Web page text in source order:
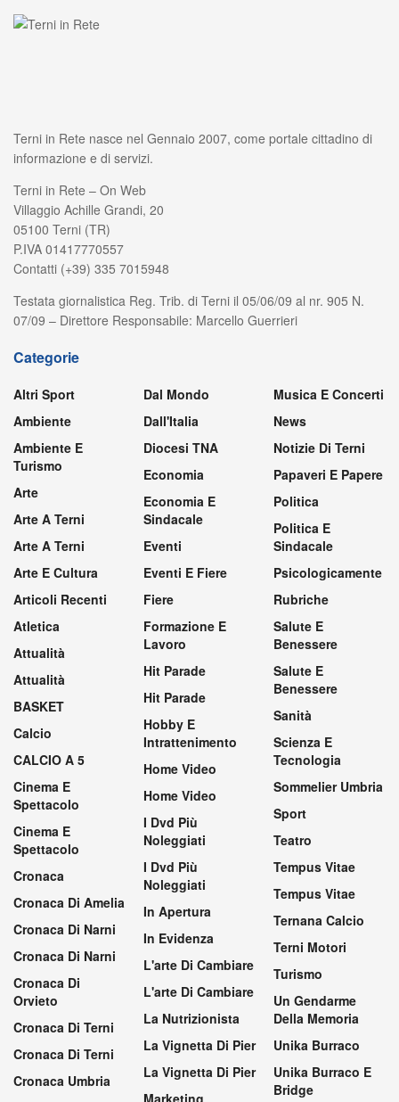
Terni in Rete nasce nel Gennaio 2007, come portale cittadino di
informazione e di servizi.
Terni in Rete – On Web
Villaggio Achille Grandi, 20
05100 Terni (TR)
P.IVA 01417770557
Contatti (+39) 335 7015948
Testata giornalistica Reg. Trib. di Terni il 05/06/09 al nr. 905 N.
07/09 – Direttore Responsabile: Marcello Guerrieri
Categorie
Altri Sport
Ambiente
Ambiente E
Turismo
Arte
Arte A Terni
Arte A Terni
Arte E Cultura
Articoli Recenti
Atletica
Attualità
Attualità
BASKET
Calcio
CALCIO A 5
Cinema E
Spettacolo
Cinema E
Spettacolo
Cronaca
Cronaca Di Amelia
Cronaca Di Narni
Cronaca Di Narni
Cronaca Di
Orvieto
Cronaca Di Terni
Cronaca Di Terni
Cronaca Umbria
Dal Mondo
Dall'Italia
Diocesi TNA
Economia
Economia E
Sindacale
Eventi
Eventi E Fiere
Fiere
Formazione E
Lavoro
Hit Parade
Hit Parade
Hobby E
Intrattenimento
Home Video
Home Video
I Dvd Più
Noleggiati
I Dvd Più
Noleggiati
In Apertura
In Evidenza
L'arte Di Cambiare
L'arte Di Cambiare
La Nutrizionista
La Vignetta Di Pier
La Vignetta Di Pier
Marketing
Musica E Concerti
News
Notizie Di Terni
Papaveri E Papere
Politica
Politica E
Sindacale
Psicologicamente
Rubriche
Salute E
Benessere
Salute E
Benessere
Sanità
Scienza E
Tecnologia
Sommelier Umbria
Sport
Teatro
Tempus Vitae
Tempus Vitae
Ternana Calcio
Terni Motori
Turismo
Un Gendarme
Della Memoria
Unika Burraco
Unika Burraco E
Bridge